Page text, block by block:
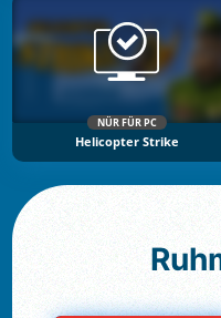
NÜR FÜR PC
Helicopter Strike